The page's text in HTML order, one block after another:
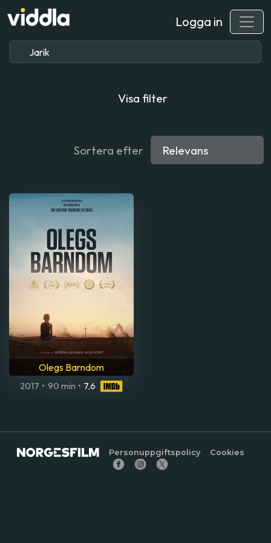
Logga in
Visa filter
Sortera efter
Olegs Barndom
2017 • 90 min • 7,6
Personuppgiftspolicy Cookies